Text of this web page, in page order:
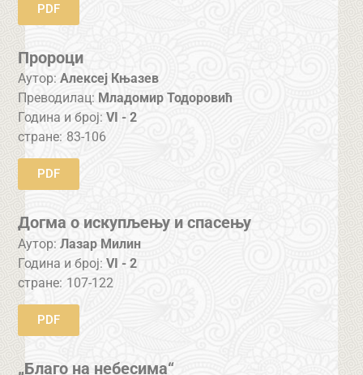
PDF
Пророци
Аутор: Алексеј Књазев
Преводилац: Младомир Тодоровић
Година и број:VI - 2
стране: 83-106
PDF
Догма о искупљењу и спасењу
Аутор: Лазар Милин
Година и број:VI - 2
стране: 107-122
PDF
„Благо на небесима“